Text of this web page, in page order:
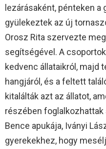
lezárásaként, pénteken a
gyülekeztek az új
Orosz Rita szervezte
segítségével. A
kedvenc állataikról, majd
hangjáról, és a feltett
kitalálták azt az állatot,
részében foglalkozhattak
Bence apukája, Iványi
gyerekekhez, hogy